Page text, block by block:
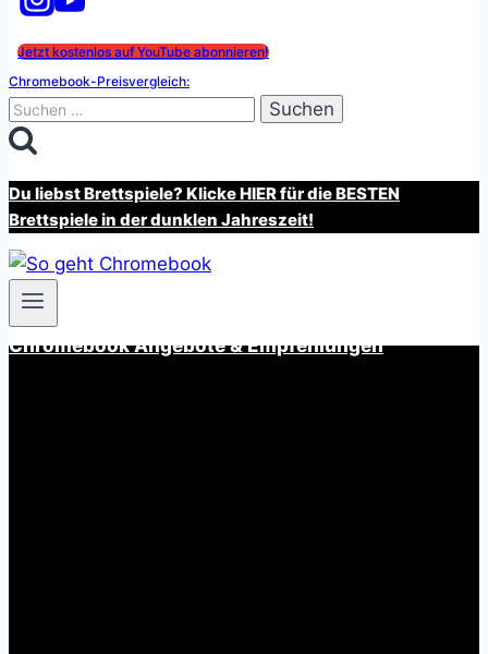
Jetzt kostenlos auf YouTube abonnieren!
Chromebook-Preisvergleich:
Suchen
nach:
Du liebst Brettspiele? Klicke HIER für die BESTEN
Brettspiele in der dunklen Jahreszeit!
Chromebook Angebote & Empfehlungen